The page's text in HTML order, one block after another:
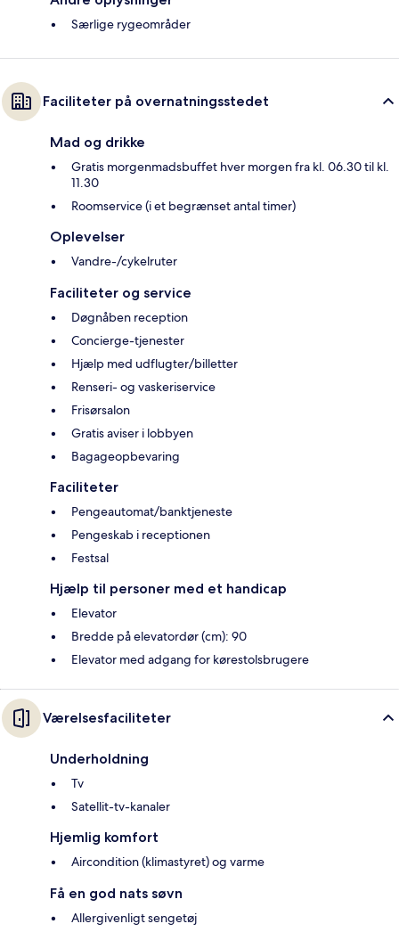
Særlige rygeområder
Faciliteter på overnatningsstedet
Mad og drikke
Gratis morgenmadsbuffet hver morgen fra kl. 06.30 til kl.
11.30
Roomservice (i et begrænset antal timer)
Oplevelser
Vandre-/cykelruter
Faciliteter og service
Døgnåben reception
Concierge-tjenester
Hjælp med udflugter/billetter
Renseri- og vaskeriservice
Frisørsalon
Gratis aviser i lobbyen
Bagageopbevaring
Faciliteter
Pengeautomat/banktjeneste
Pengeskab i receptionen
Festsal
Hjælp til personer med et handicap
Elevator
Bredde på elevatordør (cm): 90
Elevator med adgang for kørestolsbrugere
Værelsesfaciliteter
Underholdning
Tv
Satellit-tv-kanaler
Hjemlig komfort
Aircondition (klimastyret) og varme
Få en god nats søvn
Allergivenligt sengetøj